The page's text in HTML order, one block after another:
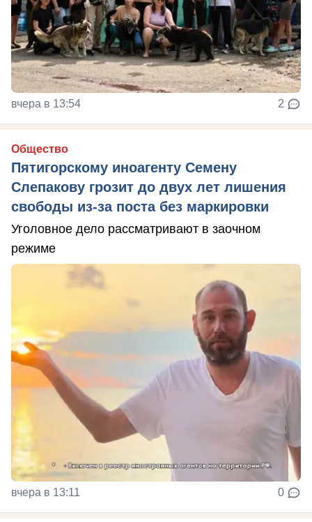
вчера в 13:54 2
Общество
Пятигорскому иноагенту Семену
Слепакову грозит до двух лет лишения
свободы из-за поста без маркировки
Уголовное дело рассматривают в заочном
режиме
вчера в 13:11 0